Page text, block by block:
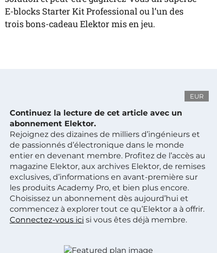
E-blocks Starter Kit Professional ou l’un des
trois bons-cadeau Elektor mis en jeu.
EUR
Continuez la lecture de cet article avec un
abonnement Elektor.
Rejoignez des dizaines de milliers d’ingénieurs et
de passionnés d’électronique dans le monde
entier en devenant membre. Profitez de l’accès au
magazine Elektor, aux archives Elektor, de remises
exclusives, d’informations en avant-première sur
les produits Academy Pro, et bien plus encore.
Choisissez un abonnement dès aujourd’hui et
commencez à explorer tout ce qu’Elektor a à offrir.
Connectez-vous ici si vous êtes déjà membre.